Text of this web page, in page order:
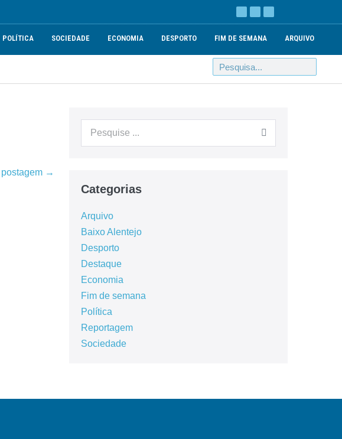
POLÍTICA SOCIEDADE ECONOMIA DESPORTO FIM DE SEMANA ARQUIVO
postagem →
Categorias
Arquivo
Baixo Alentejo
Desporto
Destaque
Economia
Fim de semana
Política
Reportagem
Sociedade